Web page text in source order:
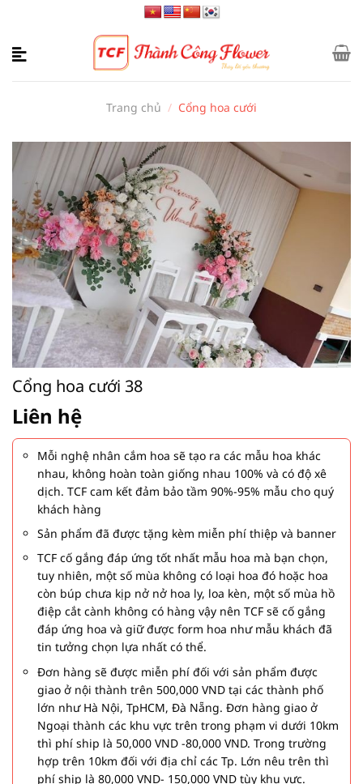
nội
Trang chủ / Cổng hoa cưới
Cổng hoa cưới 38
Liên hệ
Mỗi nghệ nhân cắm hoa sẽ tạo ra các mẫu hoa khác
nhau, không hoàn toàn giống nhau 100% và có độ xê
dịch. TCF cam kết đảm bảo tầm 90%-95% mẫu cho quý
khách hàng
Sản phẩm đã được tặng kèm miễn phí thiệp và banner
TCF cố gắng đáp ứng tốt nhất mẫu hoa mà bạn chọn,
tuy nhiên, một số mùa không có loại hoa đó hoặc hoa
còn búp chưa kịp nở nở hoa ly, loa kèn, một số mùa hồ
điệp cắt cành không có hàng vậy nên TCF sẽ cố gắng
đáp ứng hoa và giữ được form hoa như mẫu khách đã
tin tưởng chọn lựa nhất có thể.
Đơn hàng sẽ được miễn phí đối với sản phẩm được
giao ở nội thành trên 500,000 VND tại các thành phố
lớn như Hà Nội, TpHCM, Đà Nẵng. Đơn hàng giao ở
Ngoại thành các khu vực trên trong phạm vi dưới 10km
thì phí ship là 50,000 VND -80,000 VND. Trong trường
hợp trên 10km đối với địa chỉ các Tp. Lớn nêu trên thì
phí ship là 80,000 VND- 150,000 VND tùy khu vực.